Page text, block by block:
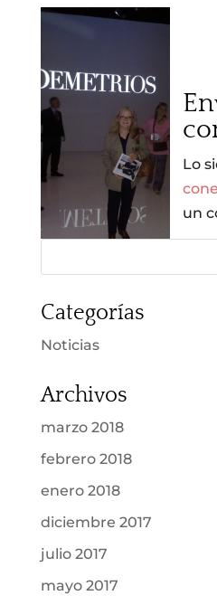
Lo
un
Categorías
Noticias
Archivos
marzo 2018
febrero 2018
enero 2018
diciembre 2017
julio 2017
mayo 2017